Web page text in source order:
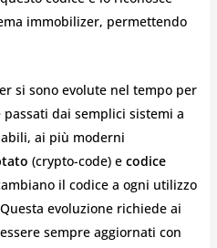
immobilizer, permettendo
si sono evolute nel tempo per
dai semplici sistemi a
ai più moderni
(crypto-code) e codice
il codice a ogni utilizzo
evoluzione richiede ai
sempre aggiornati con